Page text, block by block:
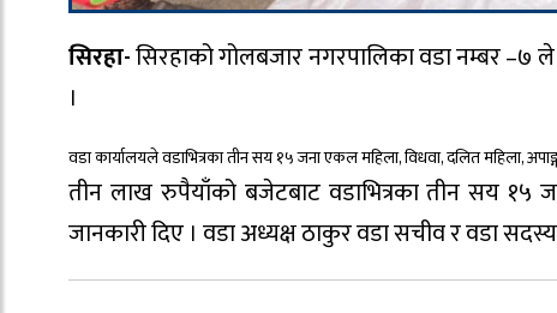
सिरहा-सिरहाको गोलबजार नगरपालिका वडा नम्बर –७
।
वडा कार्यालयले वडाभित्रका तीन सय १५ जना एकल महिला, विधवा, दलित महिला,
तीन लाख रुपैयाँको बजेटबाट वडाभित्रका तीन सय १५
जानकारी दिए । वडा अध्यक्ष ठाकुर वडा सचीव र वडा